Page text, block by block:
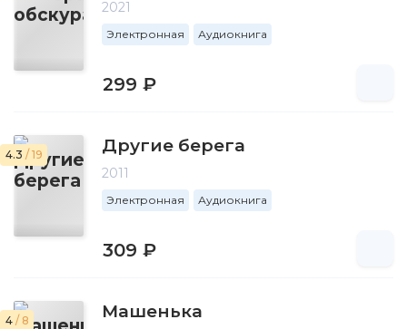
2021
Электронная Аудиокнига
299 ₽
4.3 / 19 Другие берега
2011
Электронная Аудиокнига
309 ₽
4 / 8 Машенька